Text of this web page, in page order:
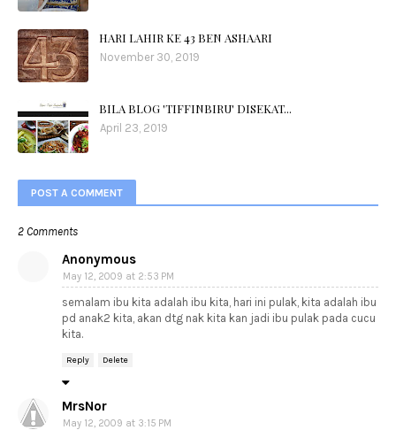
HARI LAHIR KE 43 BEN ASHAARI
November 30, 2019
BILA BLOG 'TIFFINBIRU' DISEKAT...
April 23, 2019
POST A COMMENT
2 Comments
Anonymous
May 12, 2009 at 2:53 PM
semalam ibu kita adalah ibu kita, hari ini pulak, kita adalah ibu
pd anak2 kita, akan dtg nak kita kan jadi ibu pulak pada cucu
kita.
Reply Delete
MrsNor
May 12, 2009 at 3:15 PM